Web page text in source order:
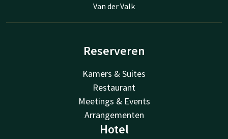
Van der Valk
Reserveren
Kamers & Suites
Restaurant
Meetings & Events
Arrangementen
Hotel